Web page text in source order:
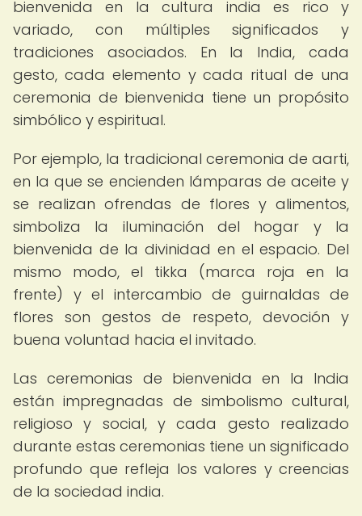
bienvenida en la cultura india es rico y
variado, con múltiples significados y
tradiciones asociados. En la India, cada
gesto, cada elemento y cada ritual de una
ceremonia de bienvenida tiene un propósito
simbólico y espiritual.
Por ejemplo, la tradicional ceremonia de aarti,
en la que se encienden lámparas de aceite y
se realizan ofrendas de flores y alimentos,
simboliza la iluminación del hogar y la
bienvenida de la divinidad en el espacio. Del
mismo modo, el tikka (marca roja en la
frente) y el intercambio de guirnaldas de
flores son gestos de respeto, devoción y
buena voluntad hacia el invitado.
Las ceremonias de bienvenida en la India
están impregnadas de simbolismo cultural,
religioso y social, y cada gesto realizado
durante estas ceremonias tiene un significado
profundo que refleja los valores y creencias
de la sociedad india.